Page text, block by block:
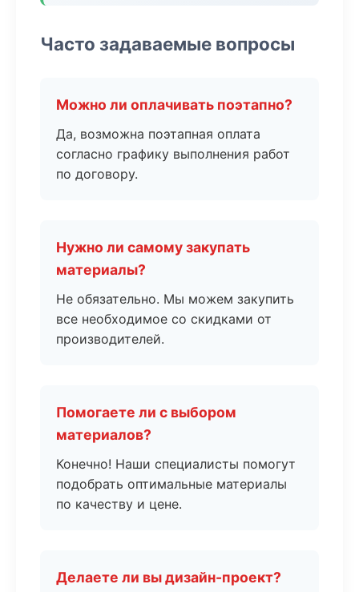
Часто задаваемые вопросы
Можно ли оплачивать поэтапно?
Да, возможна поэтапная оплата
согласно графику выполнения работ
по договору.
Нужно ли самому закупать
материалы?
Не обязательно. Мы можем закупить
все необходимое со скидками от
производителей.
Помогаете ли с выбором
материалов?
Конечно! Наши специалисты помогут
подобрать оптимальные материалы
по качеству и цене.
Делаете ли вы дизайн-проект?